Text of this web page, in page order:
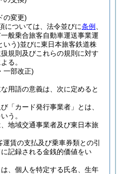
の変更)
については、法令並びに条例
般乗合旅客自動車運送事業運
いう)並びに東日本旅客鉄道株
規則及びこれらの規則に対す
る。
一部改正)
用語の意義は、次に定めると
「カード発行事業者」とは、
う。
、地域交通事業者及び東日本旅
運賃の支払及び乗車券類との引
記録される金銭的価値をい
は、個人を特定する氏名、生年